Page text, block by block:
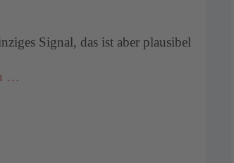
Signal, das ist aber plausibel
…